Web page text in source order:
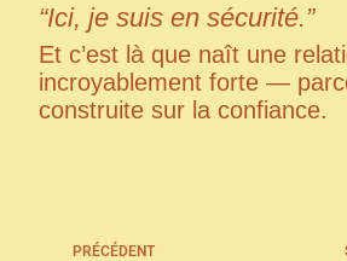
“Ici, je suis en sécurité.”
Et c’est là que naît une
incroyablement forte —
construite sur la confiance.
PRÉCÉDENT